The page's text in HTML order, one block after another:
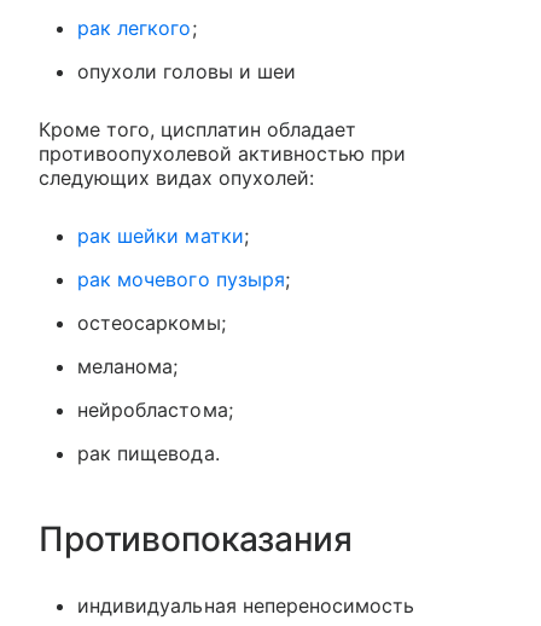
рак легкого;
опухоли головы и шеи
Кроме того, цисплатин обладает
противоопухолевой активностью при
следующих видах опухолей:
рак шейки матки;
рак мочевого пузыря;
остеосаркомы;
меланома;
нейробластома;
рак пищевода.
Противопоказания
индивидуальная непереносимость